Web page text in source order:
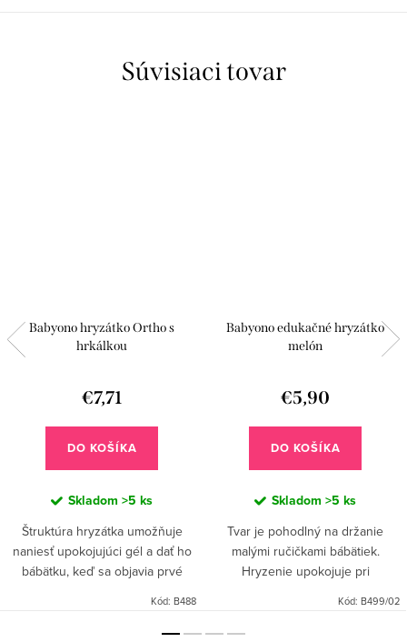
Súvisiaci tovar
Babyono hryzátko Ortho s
hrkálkou
€7,71
DO KOŠÍKA
Skladom >5 ks
Štruktúra hryzátka umožňuje
naniesť upokojujúci gél a dať ho
bábätku, keď sa objavia prvé
Kód: B488
Babyono edukačné hryzátko
melón
€5,90
DO KOŠÍKA
Skladom >5 ks
Tvar je pohodlný na držanie
malými ručičkami bábätiek.
Hryzenie upokojuje pri
dokonale masíruje ďasná
Kód: B499/02